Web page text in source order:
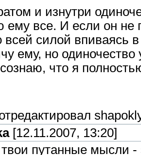
и изнутри
ему все. И если он не
всей силой впиваясь
ему, но
что я
[12.11.2007, 13:20]
твои путанные мысли -